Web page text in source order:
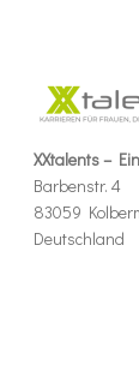
XXtalents –
Barbenstr. 4
83059
Deutschland